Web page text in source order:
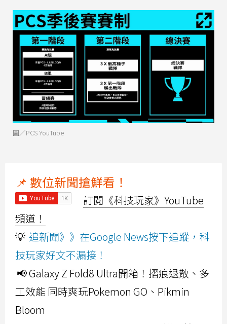
圖／PCS YouTube
📌 數位新聞搶鮮看！
訂閱《科技玩家》YouTube
頻道！
💡 追新聞》》在Google News按下追蹤，科
技玩家好文不漏接！
📢 Galaxy Z Fold8 Ultra開箱！摺痕退散、多
工效能 同時爽玩Pokemon GO、Pikmin
Bloom